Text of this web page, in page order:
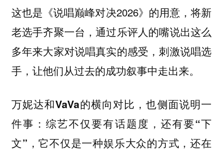
这也是《说唱巅峰对决2026》的用意，将新
老选手齐聚一台，通过乐评人的嘴说出这么
多年来大家对说唱真实的感受，刺激说唱选
手，让他们从过去的成功叙事中走出来。
万妮达和VaVa的横向对比，也侧面说明一
件事：综艺不仅要有话题度，还有要“下
文”，它不仅是一种娱乐大众的方式，还在